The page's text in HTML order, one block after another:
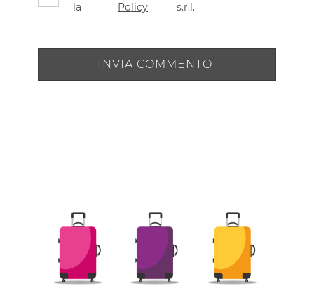
la
Policy
s.r.l.